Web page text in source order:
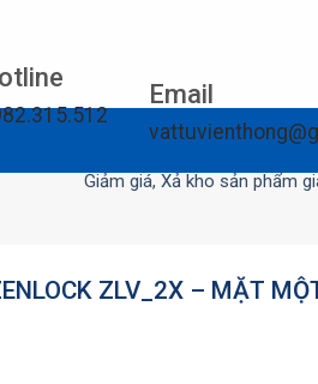
Email
Giảm giá, Xả kho sản phẩm giá siêu
ZLV_2X – MẶT